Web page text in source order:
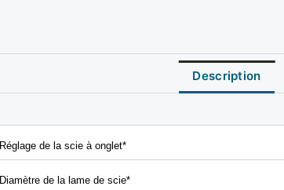
Description
Réglage de la scie à onglet*
Diamètre de la lame de scie*